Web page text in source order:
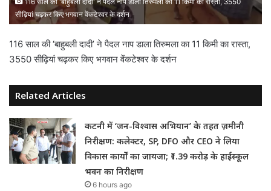
सीढ़ियां चढ़कर किए भगवान वेंकटेश्वर के दर्शन
116 साल की ‘बाहुबली दादी’ ने पैदल नाप डाला तिरुमला का 11 किमी का रास्ता,
3550 सीढ़ियां चढ़कर किए भगवान वेंकटेश्वर के दर्शन
Related Articles
कटनी में ‘जन-विश्वास अभियान’ के तहत ज़मीनी
निरीक्षण: कलेक्टर, SP, DFO और CEO ने लिया
विकास कार्यों का जायजा; ₹1.39 करोड़ के हाईस्कूल
भवन का निरीक्षण
6 hours ago